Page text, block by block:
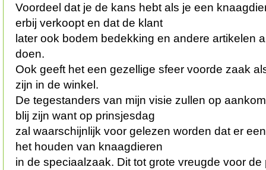
Voordeel dat je de kans hebt als je een
erbij verkoopt en dat de klant
later ook bodem bedekking en andere artikelen
doen.
Ook geeft het een gezellige sfeer voorde zaak
zijn in de winkel.
De tegestanders van mijn visie zullen op
blij zijn want op prinsjesdag
zal waarschijnlijk voor gelezen worden dat er
het houden van knaagdieren
in de speciaalzaak. Dit tot grote vreugde voor de